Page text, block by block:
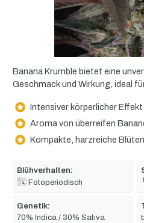
Banana Krumble bietet eine
Geschmack und Wirkung, ideal
Intensiver körperlicher Effekt
Aroma von überreifen
Kompakte, harzreiche Blüten
Blühverhalten:
Fotoperiodisch
Genetik:
70% Indica / 30% Sativa